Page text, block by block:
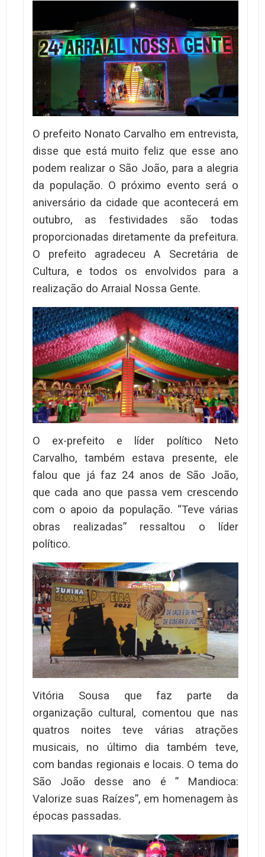
O prefeito Nonato Carvalho em entrevista,
disse que está muito feliz que esse ano
podem realizar o São João, para a alegria
da população. O próximo evento será o
aniversário da cidade que acontecerá em
outubro, as festividades são todas
proporcionadas diretamente da prefeitura.
O prefeito agradeceu A Secretária de
Cultura, e todos os envolvidos para a
realização do Arraial Nossa Gente.
O ex-prefeito e líder político Neto
Carvalho, também estava presente, ele
falou que já faz 24 anos de São João,
que cada ano que passa vem crescendo
com o apoio da população. “Teve várias
obras realizadas” ressaltou o líder
político.
Vitória Sousa que faz parte da
organização cultural, comentou que nas
quatros noites teve várias atrações
musicais, no último dia também teve,
com bandas regionais e locais. O tema do
São João desse ano é ” Mandioca:
Valorize suas Raízes”, em homenagem às
épocas passadas.